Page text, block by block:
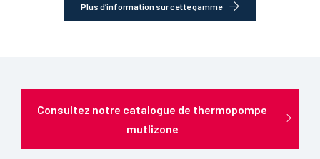
Plus d’information sur cette gamme
Consultez notre catalogue de thermopompe
mutlizone